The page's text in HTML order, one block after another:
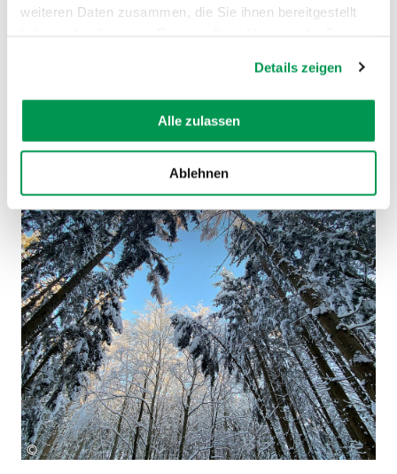
weiteren Daten zusammen, die Sie ihnen bereitgestellt
Details zeigen
Alle zulassen
Ablehnen
zentral in der Stadt, ist leicht erreichbar und bietet
unkomplizierten Rodelspaß.
©